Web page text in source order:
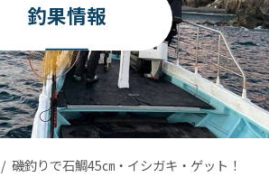
釣果情報
/ 磯釣りで石鯛45㎝・イシガキ・ゲット！